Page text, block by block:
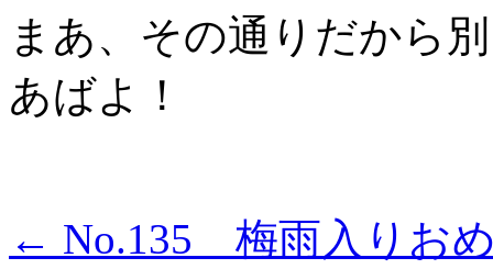
まあ、その通りだから
あばよ！
← No.135 梅雨入りお